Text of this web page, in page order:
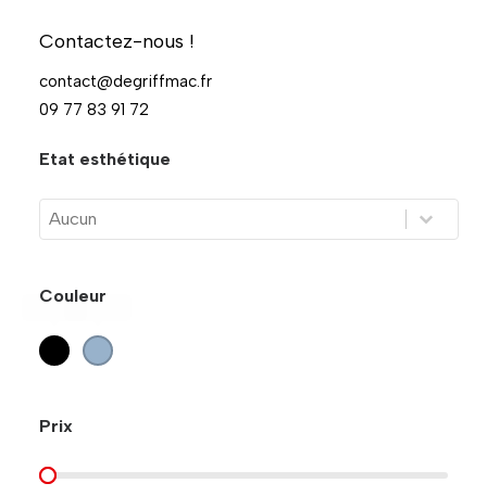
Contactez-nous !
contact@degriffmac.fr
09 77 83 91 72
Stockage
Stockage
Etat esthétique
Etat esthétique
Etat esthétique
Couleur
Couleur
Prix
Prix